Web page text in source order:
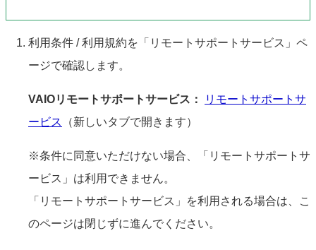
利用条件 / 利用規約を「リモートサポートサービス」ペ
ージで確認します。
VAIOリモートサポートサービス：
リモートサポートサ
ービス
（新しいタブで開きます）
※条件に同意いただけない場合、「リモートサポートサ
ービス」は利用できません。
「リモートサポートサービス」を利用される場合は、こ
のページは閉じずに進んでください。